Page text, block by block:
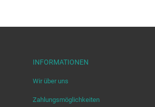
INFORMATIONEN
Wir über uns
Zahlungsmöglichkeiten